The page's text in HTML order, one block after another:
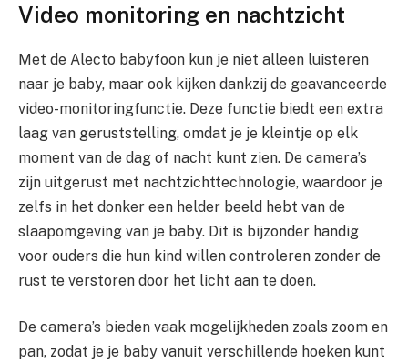
Video monitoring en nachtzicht
Met de Alecto babyfoon kun je niet alleen luisteren
naar je baby, maar ook kijken dankzij de geavanceerde
video-monitoringfunctie. Deze functie biedt een extra
laag van geruststelling, omdat je je kleintje op elk
moment van de dag of nacht kunt zien. De camera’s
zijn uitgerust met nachtzichttechnologie, waardoor je
zelfs in het donker een helder beeld hebt van de
slaapomgeving van je baby. Dit is bijzonder handig
voor ouders die hun kind willen controleren zonder de
rust te verstoren door het licht aan te doen.
De camera’s bieden vaak mogelijkheden zoals zoom en
pan, zodat je je baby vanuit verschillende hoeken kunt